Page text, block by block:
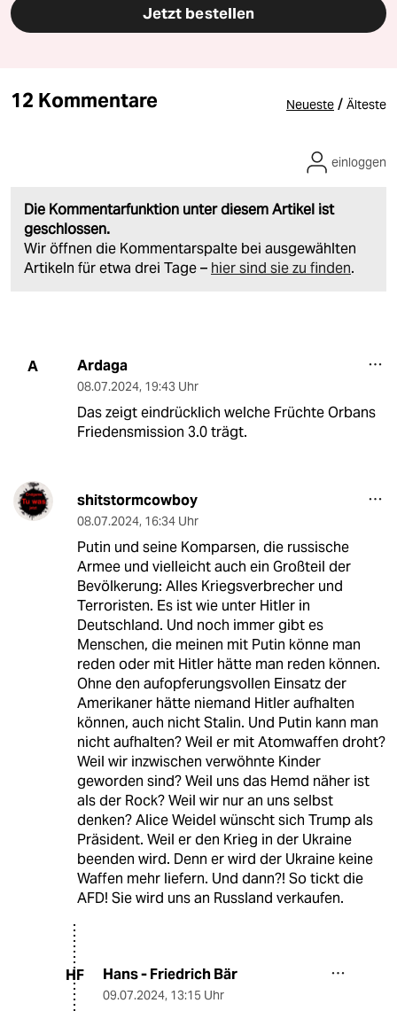
Jetzt bestellen
12 Kommentare Neueste / Älteste
Die Kommentarfunktion unter diesem Artikel ist
geschlossen.
Wir öffnen die Kommentarspalte bei ausgewählten
Artikeln für etwa drei Tage – hier sind sie zu finden.
einloggen
A Ardaga
08.07.2024, 19:43 Uhr
Das zeigt eindrücklich welche Früchte Orbans
Friedensmission 3.0 trägt.
shitstormcowboy
08.07.2024, 16:34 Uhr
Putin und seine Komparsen, die russische
Armee und vielleicht auch ein Großteil der
Bevölkerung: Alles Kriegsverbrecher und
Terroristen. Es ist wie unter Hitler in
Deutschland. Und noch immer gibt es
Menschen, die meinen mit Putin könne man
reden oder mit Hitler hätte man reden können.
Ohne den aufopferungsvollen Einsatz der
Amerikaner hätte niemand Hitler aufhalten
können, auch nicht Stalin. Und Putin kann man
nicht aufhalten? Weil er mit Atomwaffen droht?
Weil wir inzwischen verwöhnte Kinder
geworden sind? Weil uns das Hemd näher ist
als der Rock? Weil wir nur an uns selbst
denken? Alice Weidel wünscht sich Trump als
Präsident. Weil er den Krieg in der Ukraine
beenden wird. Denn er wird der Ukraine keine
Waffen mehr liefern. Und dann?! So tickt die
AFD! Sie wird uns an Russland verkaufen.
HF Hans - Friedrich Bär
09.07.2024, 13:15 Uhr